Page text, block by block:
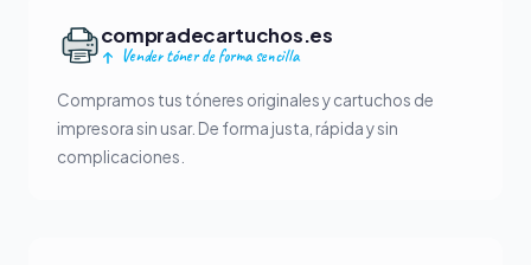
compradecartuchos.es
Vender tóner de forma sencilla
Compramos tus tóneres originales y cartuchos de
impresora sin usar. De forma justa, rápida y sin
complicaciones.